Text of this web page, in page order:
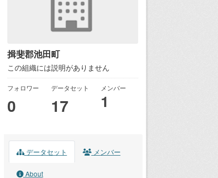
揖斐郡池田町
この組織には説明がありません
フォロワー
0
データセット
17
メンバー
1
データセット メンバー
About